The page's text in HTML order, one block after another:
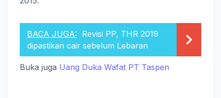
BACA JUGA: Revisi PP, THR 2019
dipastikan cair sebelum Lebaran
Buka juga Uang Duka Wafat PT Taspen